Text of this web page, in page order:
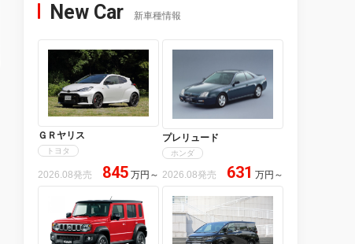
New Car 新車種情報
ＧＲヤリス
トヨタ
2026.08発売 845 万円 ～
プレリュード
ホンダ
2026.08発売 631 万円 ～